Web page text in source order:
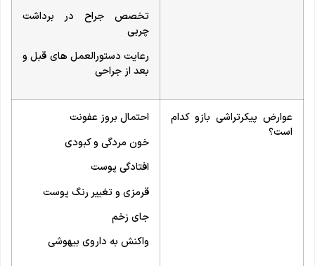
تخصص جراح در برداشت
چربی
رعایت دستورالعمل های قبل و
بعد از جراحی
عوارض پیکرتراشی بازو کدام
است؟
احتمال بروز عفونت
خون مردگی و کبودی
افتادگی پوست
قرمزی و تغییر رنگ پوست
جای زخم
واکنش به داروی بیهوشی